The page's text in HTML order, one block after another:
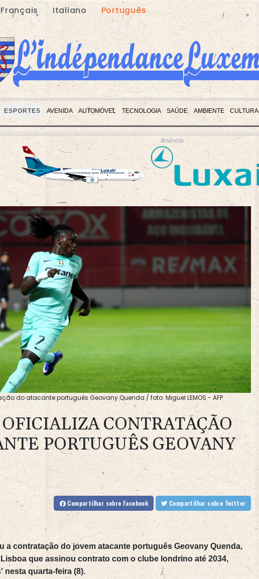
Français Italiano Português
ESPORTES AVENIDA AUTOMÓVEL TECNOLOGIA SAÚDE AMBIENTE CULTURA
Anúncio
do atacante português Geovany Quenda / foto: Miguel LEMOS - AFP
CONTRATAÇÃO
PORTUGUÊS GEOVANY
Compartilhar sobre Facebook Compartilhar sobre Twitter
a contratação do jovem atacante português Geovany Quenda,
que assinou contrato com o clube londrino até 2034,
nesta quarta-feira (8).